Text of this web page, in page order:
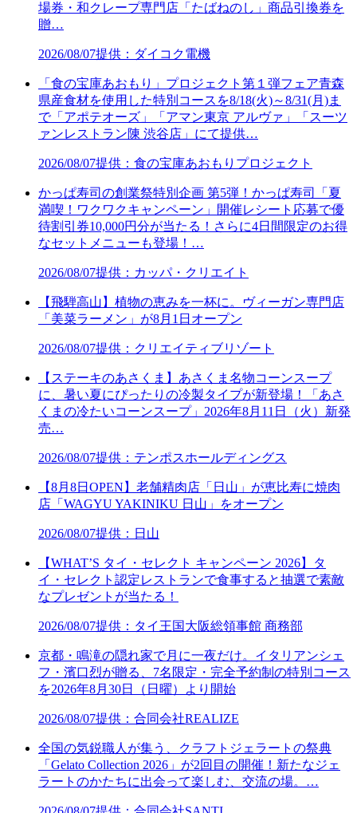
場券・和クレープ専門店「たばねのし」商品引換券を
贈…
2026/08/07提供：ダイコク電機
「食の宝庫あおもり」プロジェクト第１弾フェア青森
県産食材を使用した特別コースを8/18(火)～8/31(月)ま
で「アポテオーズ」「アマン東京 アルヴァ」「スーツ
ァンレストラン陳 渋谷店」にて提供…
2026/08/07提供：食の宝庫あおもりプロジェクト
かっぱ寿司の創業祭特別企画 第5弾！かっぱ寿司「夏
満喫！ワクワクキャンペーン」開催レシート応募で優
待割引券10,000円分が当たる！さらに4日間限定のお得
なセットメニューも登場！…
2026/08/07提供：カッパ・クリエイト
【飛騨高山】植物の恵みを一杯に。ヴィーガン専門店
「美菜ラーメン」が8月1日オープン
2026/08/07提供：クリエイティブリゾート
【ステーキのあさくま】あさくま名物コーンスープ
に、暑い夏にぴったりの冷製タイプが新登場！「あさ
くまの冷たいコーンスープ」2026年8月11日（火）新発
売…
2026/08/07提供：テンポスホールディングス
【8月8日OPEN】老舗精肉店「日山」が恵比寿に焼肉
店「WAGYU YAKINIKU 日山」をオープン
2026/08/07提供：日山
【WHAT’S タイ・セレクト キャンペーン 2026】タ
イ・セレクト認定レストランで食事すると抽選で素敵
なプレゼントが当たる！
2026/08/07提供：タイ王国大阪総領事館 商務部
京都・鳴滝の隠れ家で月に一夜だけ。イタリアンシェ
フ・濱口烈が贈る、7名限定・完全予約制の特別コース
を2026年8月30日（日曜）より開始
2026/08/07提供：合同会社REALIZE
全国の気鋭職人が集う、クラフトジェラートの祭典
「Gelato Collection 2026」が2回目の開催！新たなジェ
ラートのかたちに出会って楽しむ、交流の場。…